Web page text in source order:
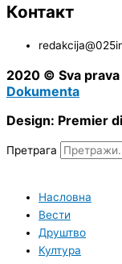
Контакт
2020 © Sva
Dokumenta
Design: Premier
Претрага
Насловна
Вести
Друштво
Култура